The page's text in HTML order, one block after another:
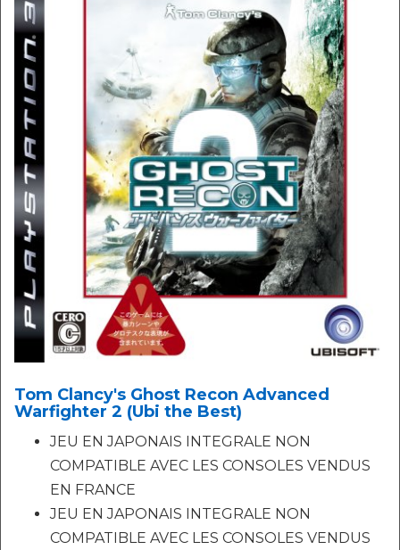
Tom Clancy's Ghost Recon Advanced
Warfighter 2 (Ubi the Best)
JEU EN JAPONAIS INTEGRALE NON
COMPATIBLE AVEC LES CONSOLES VENDUS
EN FRANCE
JEU EN JAPONAIS INTEGRALE NON
COMPATIBLE AVEC LES CONSOLES VENDUS